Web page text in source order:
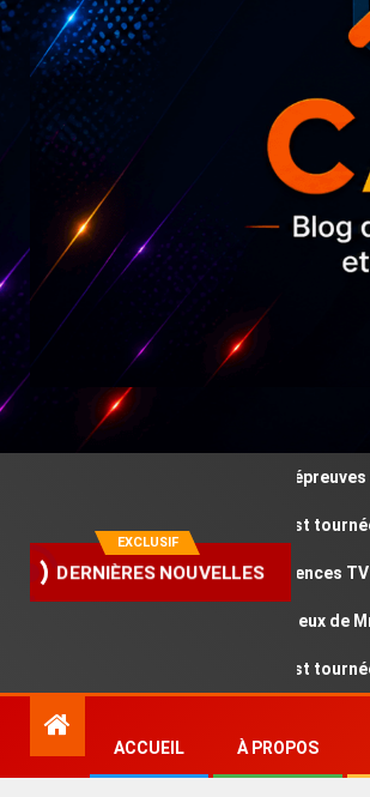
EXCLUSIF
DERNIÈRES NOUVELLES
Ces épreuves
Où est tournée
Audiences TV :
Ces jeux de
Où est tournée
ACCUEIL À PROPOS